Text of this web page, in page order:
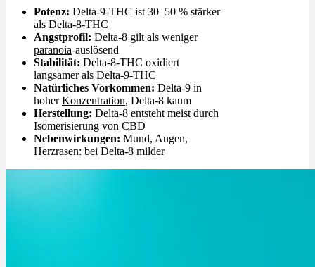
Potenz: Delta-9-THC ist 30–50 % stärker
als Delta-8-THC
Angstprofil: Delta-8 gilt als weniger
paranoia-auslösend
Stabilität: Delta-8-THC oxidiert
langsamer als Delta-9-THC
Natürliches Vorkommen: Delta-9 in
hoherKonzentration, Delta-8 kaum
Herstellung: Delta-8 entsteht meist durch
Isomerisierung von CBD
Nebenwirkungen: Mund, Augen,
Herzrasen: bei Delta-8 milder